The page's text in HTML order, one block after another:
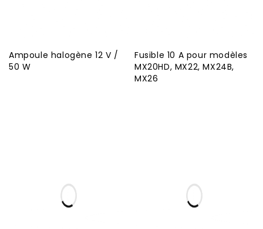
Ampoule halogène 12 V /
50 W
Fusible 10 A pour modèles
MX20HD, MX22, MX24B,
MX26